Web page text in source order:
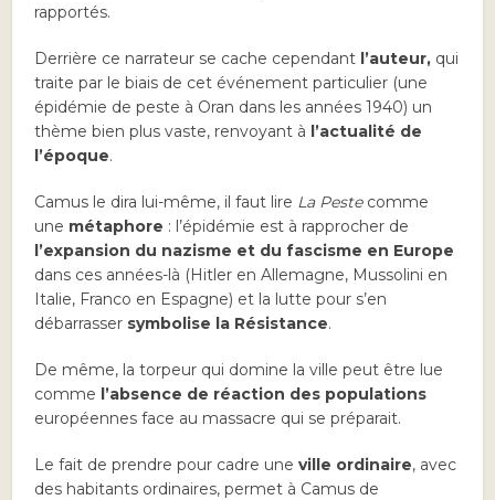
rapportés.
Derrière ce narrateur se cache cependant l’auteur, qui
traite par le biais de cet événement particulier (une
épidémie de peste à Oran dans les années 1940) un
thème bien plus vaste, renvoyant à l’actualité de
l’époque.
Camus le dira lui-même, il faut lire La Pestecomme
une métaphore : l’épidémie est à rapprocher de
l’expansion du nazisme et du fascisme en Europe
dans ces années-là (Hitler en Allemagne, Mussolini en
Italie, Franco en Espagne) et la lutte pour s’en
débarrasser symbolise la Résistance.
De même, la torpeur qui domine la ville peut être lue
comme l’absence de réaction des populations
européennes face au massacre qui se préparait.
Le fait de prendre pour cadre uneville ordinaire, avec
des habitants ordinaires, permet à Camus de